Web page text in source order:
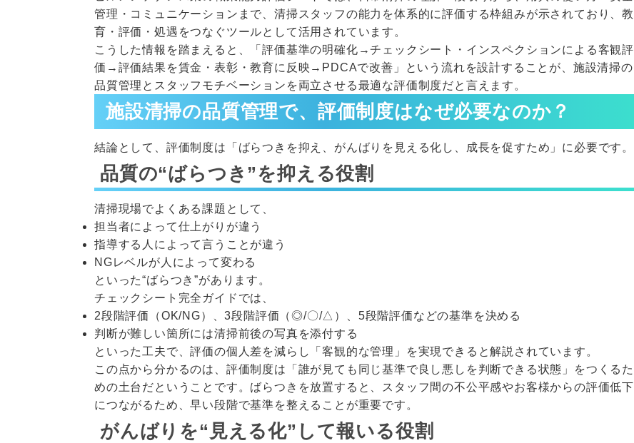
管理・コミュニケーションまで、清掃スタッフの能力を体系的に評価する枠組みが示されており、教
育・評価・処遇をつなぐツールとして活用されています。
こうした情報を踏まえると、「評価基準の明確化→チェックシート・インスペクションによる客観評
価→評価結果を賃金・表彰・教育に反映→PDCAで改善」という流れを設計することが、施設清掃の
品質管理とスタッフモチベーションを両立させる最適な評価制度だと言えます。
施設清掃の品質管理で、評価制度はなぜ必要なのか？
結論として、評価制度は「ばらつきを抑え、がんばりを見える化し、成長を促すため」に必要です。
品質の“ばらつき”を抑える役割
清掃現場でよくある課題として、
担当者によって仕上がりが違う
指導する人によって言うことが違う
NGレベルが人によって変わる
といった“ばらつき”があります。
チェックシート完全ガイドでは、
2段階評価（OK/NG）、3段階評価（◎/〇/△）、5段階評価などの基準を決める
判断が難しい箇所には清掃前後の写真を添付する
といった工夫で、評価の個人差を減らし「客観的な管理」を実現できると解説されています。
この点から分かるのは、評価制度は「誰が見ても同じ基準で良し悪しを判断できる状態」をつくるた
めの土台だということです。ばらつきを放置すると、スタッフ間の不公平感やお客様からの評価低下
につながるため、早い段階で基準を整えることが重要です。
がんばりを“見える化”して報いる役割